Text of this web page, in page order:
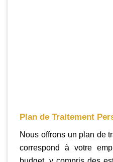
Plan de Traitement
Nous offrons un plan de
correspond à votre